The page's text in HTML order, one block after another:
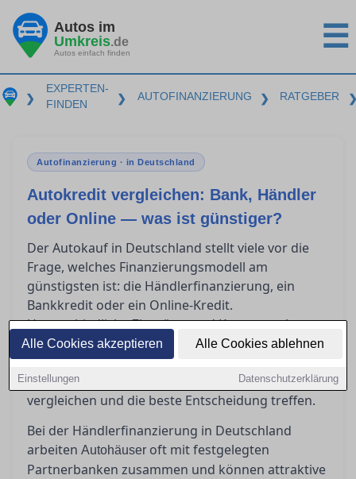
Alle Cookies akzeptieren Alle Cookies ablehnen
Einstellungen Datenschutzerklärung
Autos im
Umkreis.de
Autos einfach finden ☰
❯
EXPERTEN-
FINDEN
❯ AUTOFINANZIERUNG ❯ RATGEBER
Autofinanzierung · in Deutschland
Autokredit vergleichen: Bank, Händler
oder Online — was ist günstiger?
Der Autokauf in Deutschland stellt viele vor die
Frage, welches Finanzierungsmodell am
günstigsten ist: die Händlerfinanzierung, ein
Bankkredit oder ein Online-Kredit.
Unterschiedliche Zinssätze und Kostenstrukturen
wie der effektive Jahreszins und die
Gesamtkosten sind entscheidend. In diesem
Artikel erfahren Sie, wie Sie die Angebote richtig
vergleichen und die beste Entscheidung treffen.
Bei der Händlerfinanzierung in Deutschland
arbeiten Autohäuser oft mit festgelegten
Partnerbanken zusammen und können attraktive